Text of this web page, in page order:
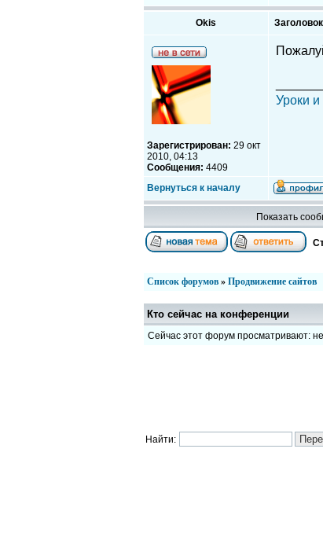
Okis
Зарегистрирован: 29 окт
2010, 04:13
Сообщения: 4409
Уроки
Вернуться к началу
Показать
Список форумов » Продвижение сайтов
Кто сейчас на конференции
Сейчас этот форум просматривают:
Найти: